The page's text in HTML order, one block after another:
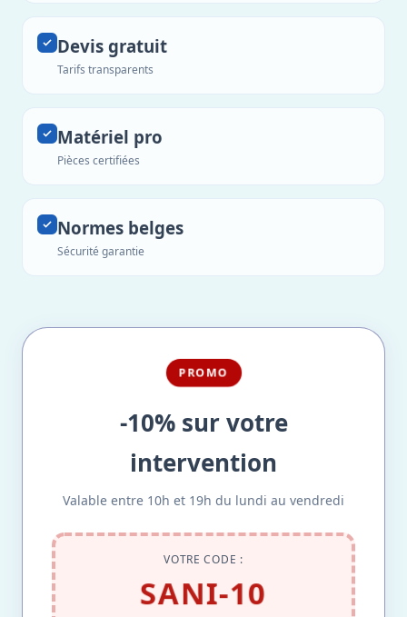
Devis gratuit
Tarifs transparents
Matériel pro
Pièces certifiées
Normes belges
Sécurité garantie
PROMO
-10% sur votre
intervention
Valable entre 10h et 19h du lundi au vendredi
VOTRE CODE :
SANI-10